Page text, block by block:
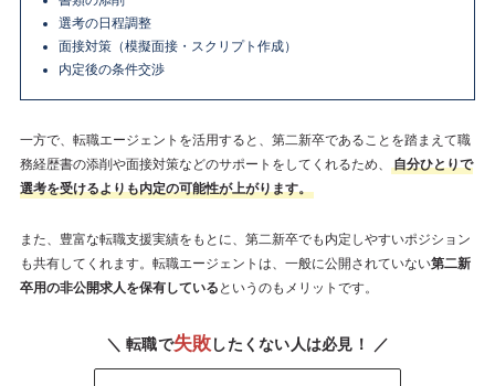
選考の日程調整
面接対策（模擬面接・スクリプト作成）
内定後の条件交渉
一方で、転職エージェントを活用すると、第二新卒であることを踏まえて職
務経歴書の添削や面接対策などのサポートをしてくれるため、
自分ひとりで
選考を受けるよりも内定の可能性が上がります。
また、豊富な転職支援実績をもとに、第二新卒でも内定しやすいポジション
も共有してくれます。転職エージェントは、一般に公開されていない第二新
卒用の非公開求人を保有している というのもメリットです。
＼ 転職で失敗 したくない人は必見！ ／